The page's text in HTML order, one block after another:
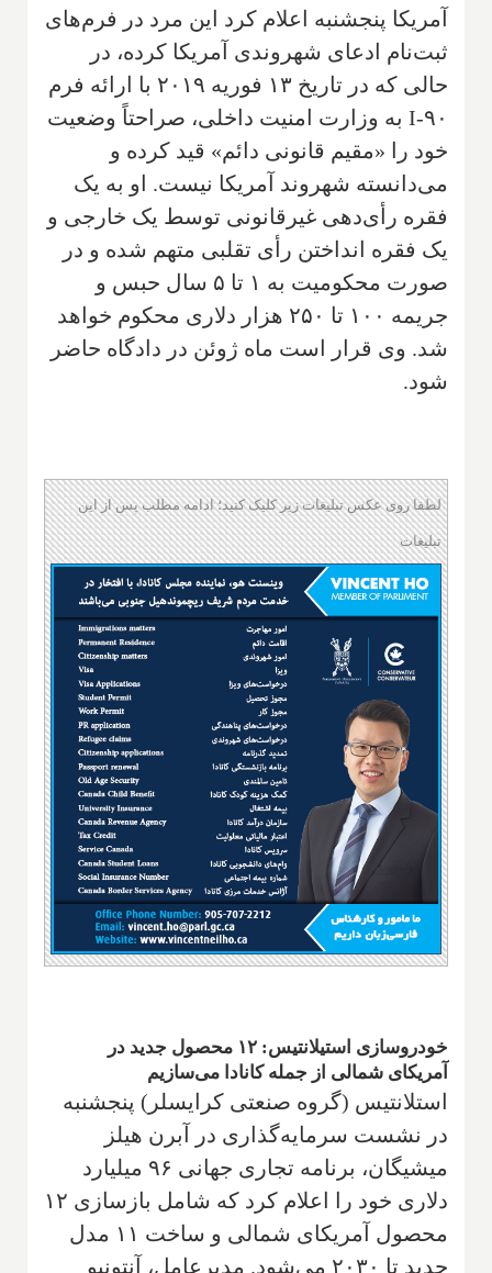
آمریکا پنجشنبه اعلام کرد این مرد در فرم‌های
ثبت‌نام ادعای شهروندی آمریکا کرده، در
حالی که در تاریخ ۱۳ فوریه ۲۰۱۹ با ارائه فرم
I-۹۰ به وزارت امنیت داخلی، صراحتاً وضعیت
خود را «مقیم قانونی دائم» قید کرده و
می‌دانسته شهروند آمریکا نیست. او به یک
فقره رأی‌دهی غیرقانونی توسط یک خارجی و
یک فقره انداختن رأی تقلبی متهم شده و در
صورت محکومیت به ۱ تا ۵ سال حبس و
جریمه ۱۰۰ تا ۲۵۰ هزار دلاری محکوم خواهد
شد. وی قرار است ماه ژوئن در دادگاه حاضر
شود.
لطفا روی عکس تبلیغات زیر کلیک کنید؛ ادامه مطلب پس از این
تبلیغات
خودروسازی استیلانتیس: ۱۲ محصول جدید در
آمریکای شمالی از جمله کانادا می‌سازیم
استلانتیس (گروه صنعتی کرایسلر) پنجشنبه
در نشست سرمایه‌گذاری در آبرن هیلز
میشیگان، برنامه تجاری جهانی ۹۶ میلیارد
دلاری خود را اعلام کرد که شامل بازسازی ۱۲
محصول آمریکای شمالی و ساخت ۱۱ مدل
جدید تا ۲۰۳۰ می‌شود. مدیرعامل، آنتونیو